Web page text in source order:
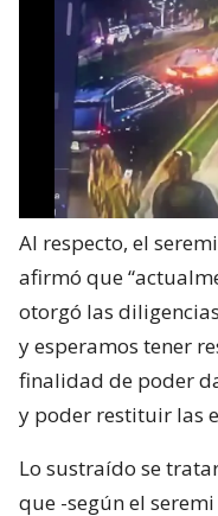
Al respecto, el
afirmó que
otorgó las
y esperamos tener
finalidad de poder
y poder restituir las
Lo sustraído se
que -según el